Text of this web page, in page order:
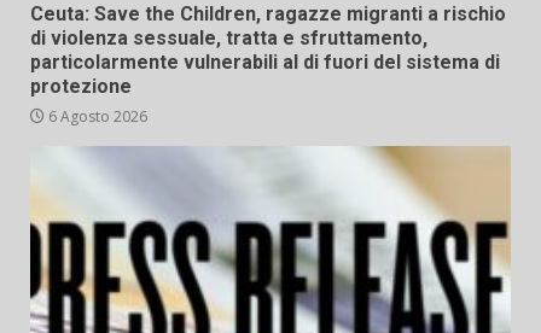
Ceuta: Save the Children, ragazze migranti a rischio
di violenza sessuale, tratta e sfruttamento,
particolarmente vulnerabili al di fuori del sistema di
protezione
6 Agosto 2026